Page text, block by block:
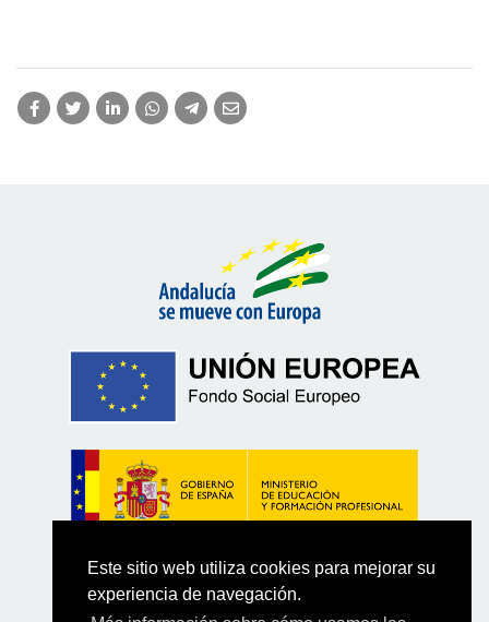
Este sitio web utiliza cookies para mejorar su
experiencia de navegación.